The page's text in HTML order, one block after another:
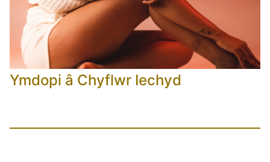
Ymdopi â Chyflwr Iechyd